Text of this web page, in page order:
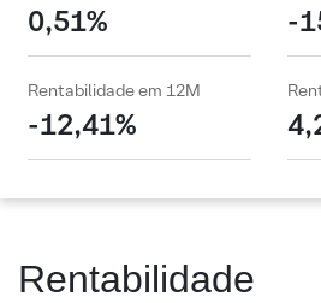
0,51% -
Rentabilidade em 12M
-12,41%
Rentabilidade